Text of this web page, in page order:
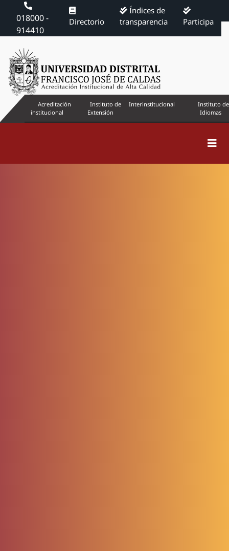
018000 -
914410
Directorio
Índices de
transparencia
Participa
Acreditación
institucional
Instituto de
Extensión
Interinstitucional
Instituto de
Idiomas